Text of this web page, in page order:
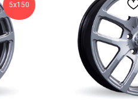
5х150